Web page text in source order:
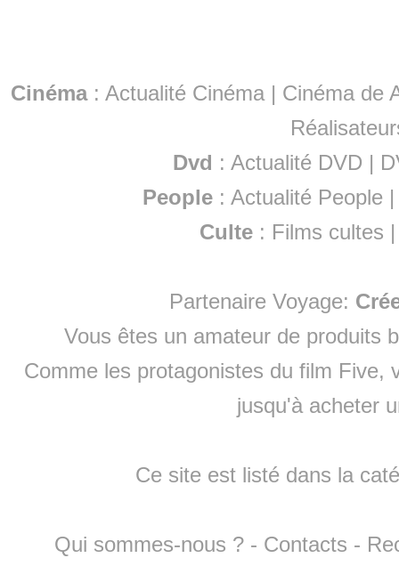
Cinéma: Actualité Cinéma | Cinéma de
Dvd : Actualité DVD |
People :Actualité People
Culte : Films cultes
Partenaire Voyage:
Vous êtes un amateur de produits
Comme les protagonistes du film Five,
jusqu'à acheter
Ce site est listé dans la
Qui sommes-nous ? - Contacts -